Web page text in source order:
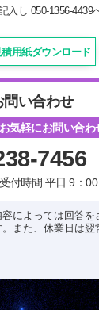
入し 050-1356-4439
積用紙ダウンロード
問い合わせ
お気軽にお問い合わ
7456
受付時間 平日 9：
によっては回答を
また、休業日は翌